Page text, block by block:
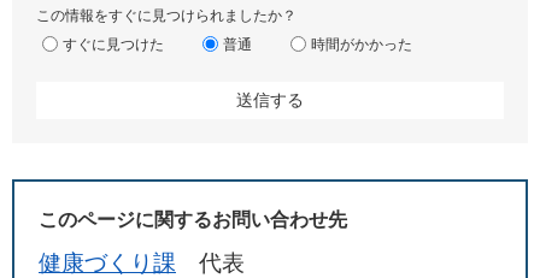
この情報をすぐに見つけられましたか？
すぐに見つけた
普通 時間がかかった
このページに関するお問い合わせ先
健康づくり課
代表